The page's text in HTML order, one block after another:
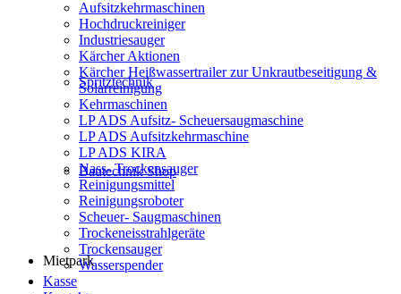
Spritztechnik
Bautechnik Shop
Mietpark
Aufsitzkehrmaschinen
Hochdruckreiniger
Industriesauger
Kärcher Aktionen
Kärcher Heißwassertrailer zur Unkrautbeseitigung &
Solarreinigung
Kehrmaschinen
LP ADS Aufsitz- Scheuersaugmaschine
LP ADS Aufsitzkehrmaschine
LP ADS KIRA
Nass- Trockensauger
Reinigungsmittel
Reinigungsroboter
Scheuer- Saugmaschinen
Trockeneisstrahlgeräte
Trockensauger
Wasserspender
Kasse